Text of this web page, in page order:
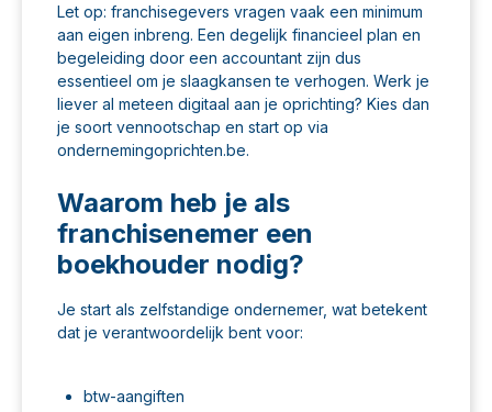
Let op: franchisegevers vragen vaak een minimum
aan eigen inbreng. Een degelijk financieel plan en
begeleiding door een accountant zijn dus
essentieel om je slaagkansen te verhogen. Werk je
liever al meteen digitaal aan je oprichting? Kies dan
je soort vennootschap en start op via
ondernemingoprichten.be.
Waarom heb je als
franchisenemer een
boekhouder nodig?
Je start als zelfstandige ondernemer, wat betekent
dat je verantwoordelijk bent voor:
btw-aangiften